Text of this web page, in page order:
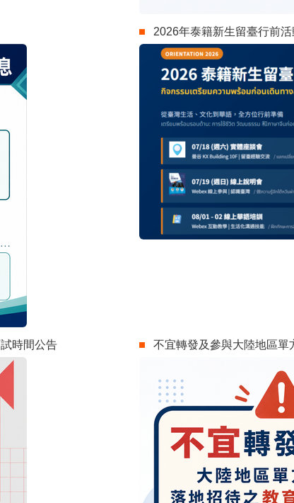
2026年泰籍新生留臺行前活
時間公告 不宜轉發及參與大陸地區